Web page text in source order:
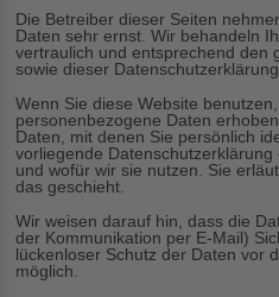
Die Betreiber dieser Seiten
Daten sehr ernst. Wir behandeln
vertraulich und entsprechend den
sowie dieser
Wenn Sie diese Website
personenbezogene Daten
Daten, mit denen Sie persönlich
vorliegende
und wofür wir sie nutzen. Sie
das geschieht.
Wir weisen darauf hin, dass die
der Kommunikation per E-Mail)
lückenloser Schutz der Daten vor
möglich.